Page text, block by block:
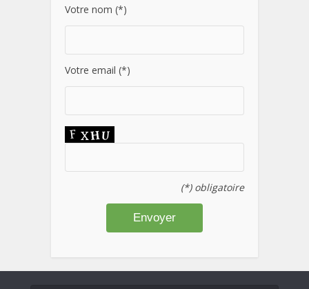
Votre nom (*)
Votre email (*)
(*) obligatoire